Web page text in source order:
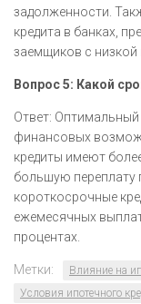
задолженности.
кредита в банках,
заемщиков с низкой
Вопрос 5: Какой
Ответ: Оптимальный
финансовых
кредиты имеют
большую переплату
короткосрочные
ежемесячных
процентах.
Метки:
Влияние на
Условия ипотечного